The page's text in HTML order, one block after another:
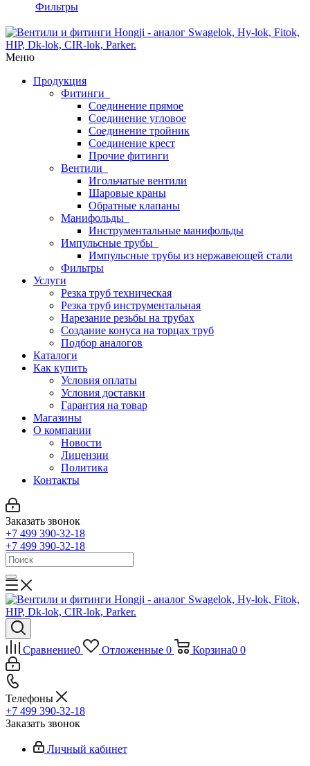
Фильтры
Меню
Продукция
Фитинги
Соединение прямое
Соединение угловое
Соединение тройник
Соединение крест
Прочие фитинги
Вентили
Игольчатые вентили
Шаровые краны
Обратные клапаны
Манифольды
Инструментальные манифольды
Импульсные трубы
Импульсные трубы из нержавеющей стали
Фильтры
Услуги
Резка труб техническая
Резка труб инструментальная
Нарезание резьбы на трубах
Создание конуса на торцах труб
Подбор аналогов
Каталоги
Как купить
Условия оплаты
Условия доставки
Гарантия на товар
Магазины
О компании
Новости
Лицензии
Политика
Контакты
Заказать звонок
+7 499 390-32-18
+7 499 390-32-18
Сравнение0 Отложенные 0 Корзина0 0
Телефоны
+7 499 390-32-18
Заказать звонок
Личный кабинет